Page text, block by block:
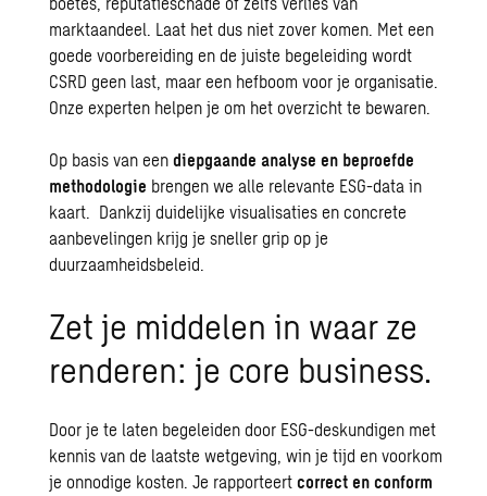
marktaandeel. Laat het dus niet zover komen. Met een
goede voorbereiding en de juiste begeleiding wordt
CSRD geen last, maar een hefboom voor je organisatie.
Onze experten helpen je om het overzicht te bewaren.
Op basis van eendiepgaande analyse en beproefde
methodologie brengen we alle relevante ESG-data in
kaart. Dankzij duidelijke visualisaties en concrete
aanbevelingen krijg je sneller grip op je
duurzaamheidsbeleid.
Zet je middelen in waar ze
renderen: je core business.
Door je te laten begeleiden door ESG-deskundigen met
kennis van de laatste wetgeving, win je tijd en voorkom
je onnodige kosten. Je rapporteertcorrect en conform